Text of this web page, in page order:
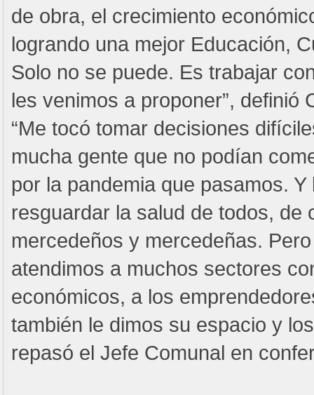
de obra, el crecimiento
logrando una mejor Educación,
Solo no se puede. Es trabajar
les venimos a proponer”, definió
“Me tocó tomar decisiones
mucha gente que no podían
por la pandemia que pasamos. Y
resguardar la salud de todos, de
mercedeños y mercedeñas.
atendimos a muchos sectores
económicos, a los
también le dimos su espacio y
repasó el Jefe Comunal en